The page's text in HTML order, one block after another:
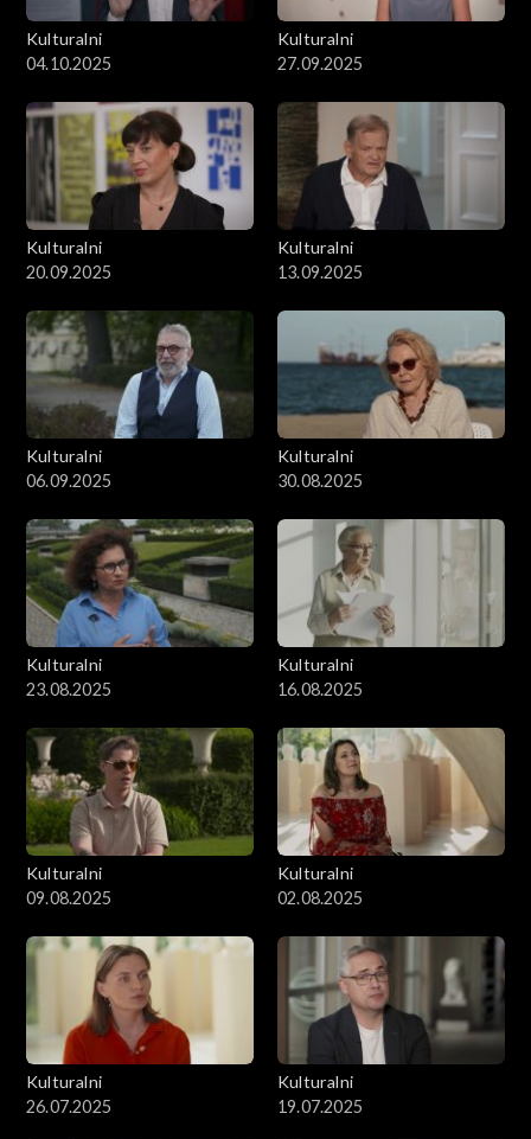
Kulturalni
04.10.2025
Kulturalni
27.09.2025
Kulturalni
20.09.2025
Kulturalni
13.09.2025
Kulturalni
06.09.2025
Kulturalni
30.08.2025
Kulturalni
23.08.2025
Kulturalni
16.08.2025
Kulturalni
09.08.2025
Kulturalni
02.08.2025
Kulturalni
26.07.2025
Kulturalni
19.07.2025